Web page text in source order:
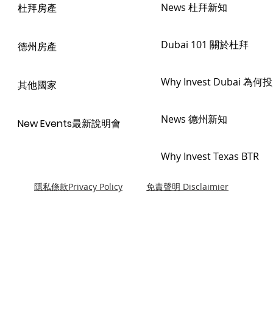
杜拜房產
德州房產
其他國家
New Events最新說明會
News 杜拜新知
Dubai 101 關於杜拜
Why Invest Dubai 為何
News 德州新知
Why Invest Texas BTR
隱私條款Privacy Policy 免責聲明 Disclaimier